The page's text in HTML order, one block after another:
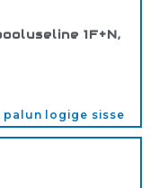
1F+N,
palun logige sisse